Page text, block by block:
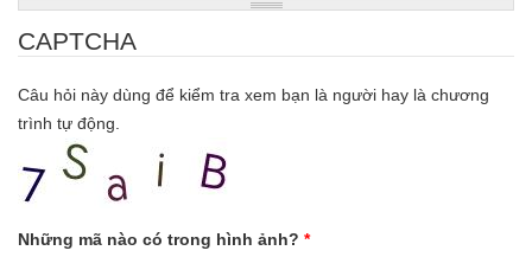
CAPTCHA
Câu hỏi này dùng để kiểm tra xem bạn là người hay là chương
trình tự động.
Những mã nào có trong hình ảnh? *